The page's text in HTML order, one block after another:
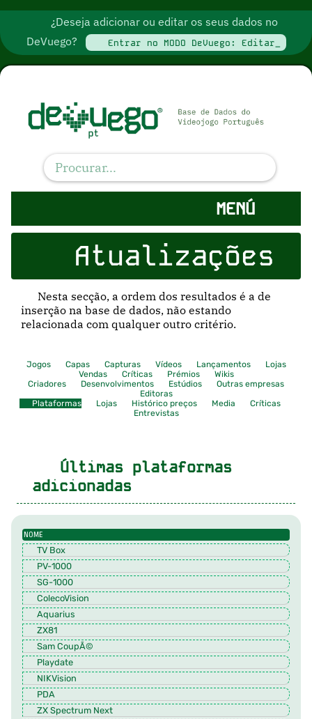
¿Deseja adicionar ou editar os seus dados no
DeVuego?
Entrar no MODO DeVuego: Editar_
MENÚ
Atualizações
Nesta secção, a ordem dos resultados é a de
inserção na base de dados, não estando
relacionada com qualquer outro critério.
Jogos Capas Capturas Vídeos Lançamentos
Lojas
Vendas
Críticas Prémios
Wikis
Criadores
Desenvolvimentos Estúdios
Outras empresas
Editoras
Plataformas
Lojas Histórico preços Media
Críticas
Entrevistas
Últimas plataformas
adicionadas
NOME
TV Box
PV-1000
SG-1000
ColecoVision
Aquarius
ZX81
Sam CoupÃ©
Playdate
NIKVision
PDA
ZX Spectrum Next